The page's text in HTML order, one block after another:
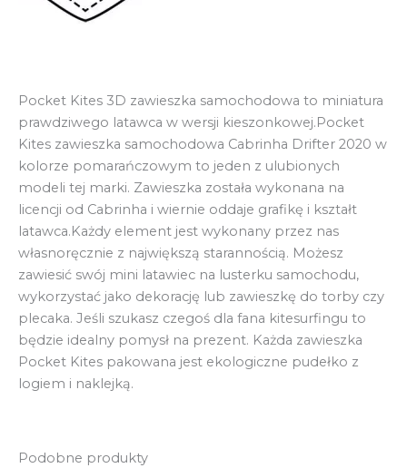
Pocket Kites 3D zawieszka samochodowa to miniatura
prawdziwego latawca w wersji kieszonkowej.Pocket
Kites zawieszka samochodowa Cabrinha Drifter 2020 w
kolorze pomarańczowym to jeden z ulubionych
modeli tej marki. Zawieszka została wykonana na
licencji od Cabrinha i wiernie oddaje grafikę i kształt
latawca.Każdy element jest wykonany przez nas
własnoręcznie z największą starannością. Możesz
zawiesić swój mini latawiec na lusterku samochodu,
wykorzystać jako dekorację lub zawieszkę do torby czy
plecaka. Jeśli szukasz czegoś dla fana kitesurfingu to
będzie idealny pomysł na prezent. Każda zawieszka
Pocket Kites pakowana jest ekologiczne pudełko z
logiem i naklejką.
Podobne produkty